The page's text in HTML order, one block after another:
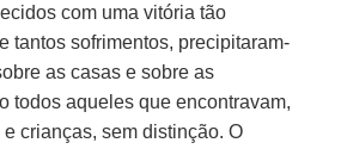
com uma vitória tão
tantos sofrimentos, precipitaram-
as casas e sobre as
todos aqueles que encontravam,
crianças, sem distinção. O